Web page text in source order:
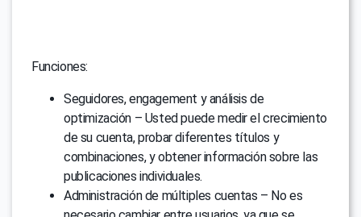
Funciones:
Seguidores, engagement y análisis de
optimización – Usted puede medir el crecimiento
de su cuenta, probar diferentes títulos y
combinaciones, y obtener información sobre las
publicaciones individuales.
Administración de múltiples cuentas – No es